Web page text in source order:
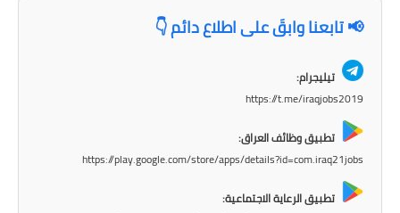
📢 تابعنا وابقَ على اطلاع دائم 👇
تيليجرام:
https://t.me/iraqjobs2019
تطبيق وظائف العراق:
https://play.google.com/store/apps/details?id=com.iraq21jobs
تطبيق الرعاية الاجتماعية: